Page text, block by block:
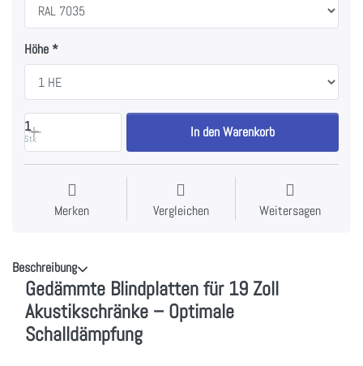
Höhe
1
Stk In den Warenkorb
Merken Vergleichen Weitersagen
Beschreibung
Gedämmte Blindplatten für 19 Zoll
Akustikschränke – Optimale
Schalldämpfung